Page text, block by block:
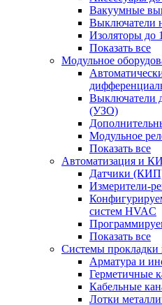
Вакуумные
Выключатели
Изоляторы до
Показать все
Модульное
Выключатели
(УЗО)
Модульное
Показать все
Автоматизация и
Датчики
Измерители-
систем HVAC
Показать все
Системы прокладки
Арматура и
Герметичные
Кабельные
Лотки